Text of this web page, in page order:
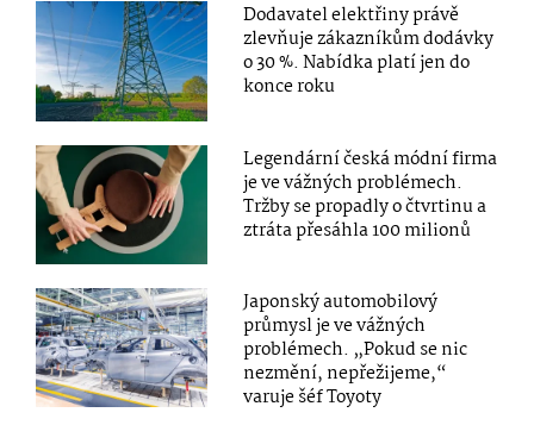
Dodavatel elektřiny právě
zlevňuje zákazníkům dodávky
o 30 %. Nabídka platí jen do
konce roku
Legendární česká módní firma
je ve vážných problémech.
Tržby se propadly o čtvrtinu a
ztráta přesáhla 100 milionů
Japonský automobilový
průmysl je ve vážných
problémech. „Pokud se nic
nezmění, nepřežijeme,“
varuje šéf Toyoty